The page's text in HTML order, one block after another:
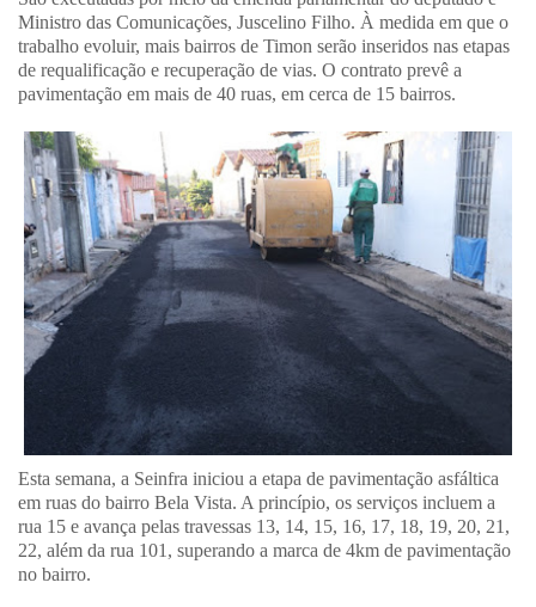
Ministro das Comunicações, Juscelino Filho. À medida em que o
trabalho evoluir, mais bairros de Timon serão inseridos nas etapas
de requalificação e recuperação de vias. O contrato prevê a
pavimentação em mais de 40 ruas, em cerca de 15 bairros.
Esta semana, a Seinfra iniciou a etapa de pavimentação asfáltica
em ruas do bairro Bela Vista. A princípio, os serviços incluem a
rua 15 e avança pelas travessas 13, 14, 15, 16, 17, 18, 19, 20, 21,
22, além da rua 101, superando a marca de 4km de pavimentação
no bairro.